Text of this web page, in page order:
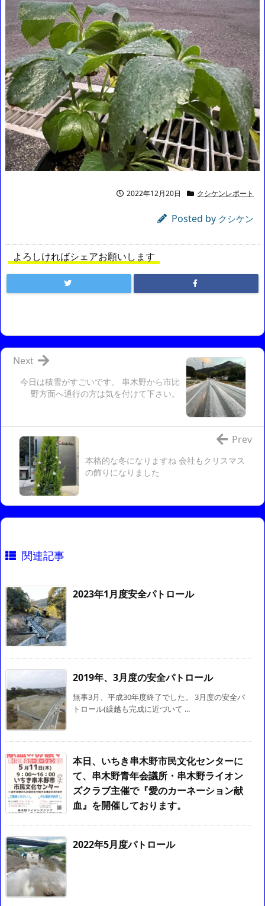
2022年12月20日 クシケンレポート
Posted by クシケン
よろしければシェアお願いします
今日は積雪がすごいです。 串木野から市比
野方面へ通行の方は気を付けて下さい。
Next
本格的な冬になりますね 会社もクリスマス
の飾りになりました
Prev
関連記事
2023年1月度安全パトロール
2019年、3月度の安全パトロール
無事3月、平成30年度終了でした。 3月度の安全パ
トロール(繰越も完成に近づいて ...
本日、いちき串木野市民文化センターに
て、串木野青年会議所・串木野ライオン
ズクラブ主催で『愛のカーネーション献
血』を開催しております。
2022年5月度パトロール